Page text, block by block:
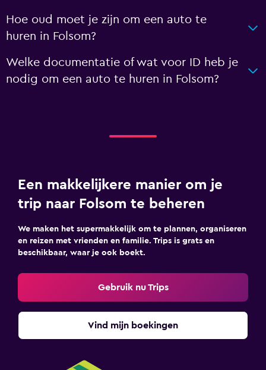
Hoe oud moet je zijn om een auto te
huren in Folsom?
Welke documentatie of wat voor ID heb je
nodig om een auto te huren in Folsom?
Een makkelijkere manier om je
trip naar Folsom te beheren
We maken het supermakkelijk om te plannen, organiseren
en reizen met vrienden en familie. Trips is grats en
beschikbaar, waar je ook boekt.
Gebruik nu Trips
Vind mijn boekingen